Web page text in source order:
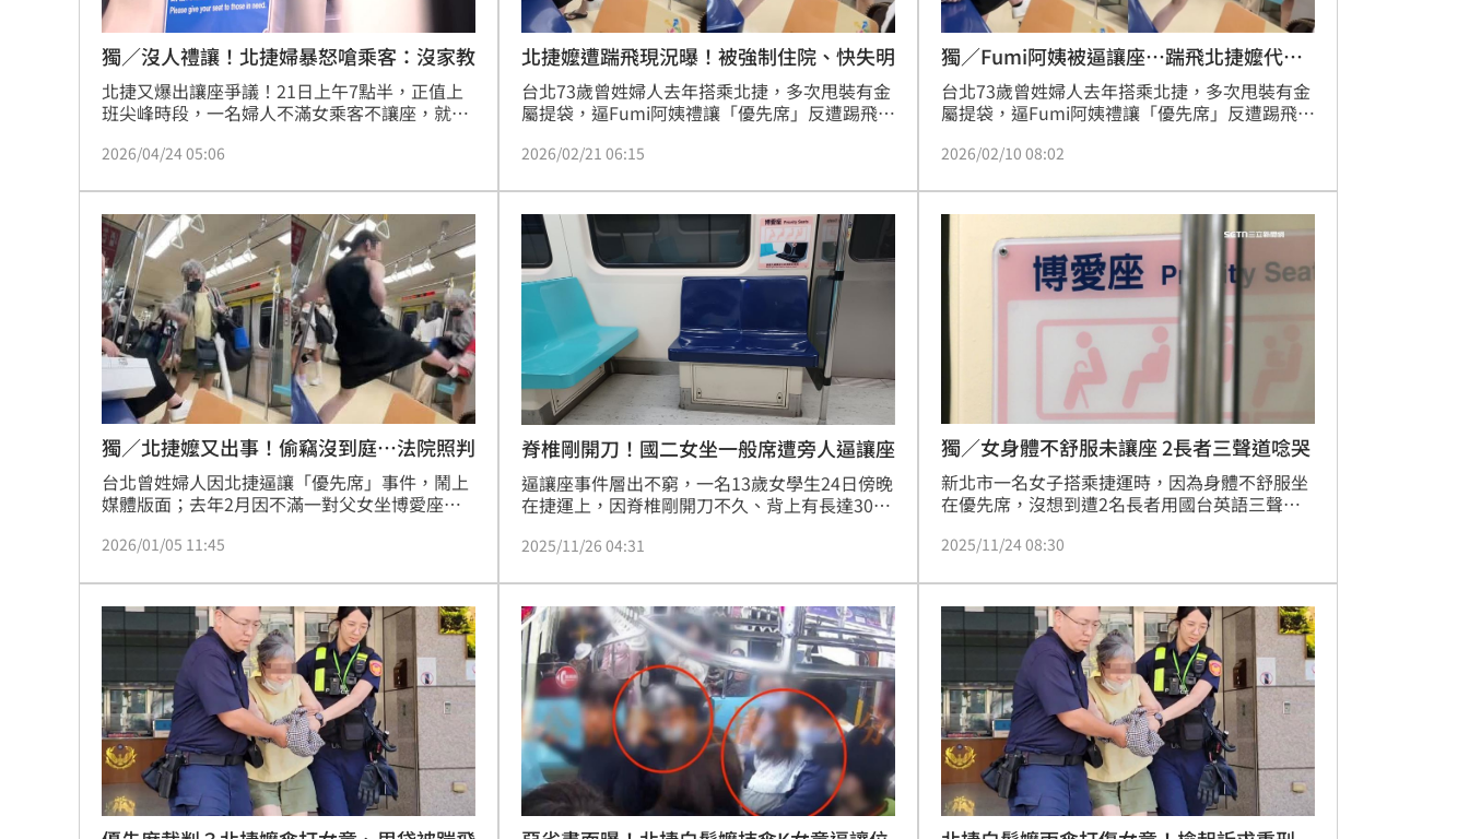
獨／沒人禮讓！北捷婦暴怒嗆乘客：沒家教
北捷又爆出讓座爭議！21日上午7點半，正值上
班尖峰時段，一名婦人不滿女乘客不讓座，就在
角，驚動不少搭車民眾。
2026/04/24 05:06
北捷嬤遭踹飛現況曝！被強制住院、快失明
台北73歲曾姓婦人去年搭乘北捷，多次甩裝有金
屬提袋，逼Fumi阿姨禮讓「優先席」反遭踢飛，
之前曾持傘敲擊女童案出庭，爆出雙眼已接近失
出精神分裂。
2026/02/21 06:15
獨／Fumi阿姨被逼讓座…踹飛北捷嬤代價
曝
台北73歲曾姓婦人去年搭乘北捷，多次甩裝有金
屬提袋，逼Fumi阿姨禮讓「優先席」反遭踢飛，
議蟑螂、慣竊、通緝犯，爭議事件頻傳。Fumi阿
序維護法，也在近日裁定出爐，原定裁罰6000
元，他提出聲明異議，法院改裁處4000元罰鍰，
不可抗告。
2026/02/10 08:02
獨／北捷嬤又出事！偷竊沒到庭…法院照判
台北曾姓婦人因北捷逼讓「優先席」事件，鬧上
媒體版面；去年2月因不滿一對父女坐博愛座拿
「Fumi阿姨」讓座被踹飛的案件仍在偵辦中；她
下竊盜案，審理時未到庭，近日仍被法院依法判
拘役59天，得易科罰金，可上訴。
2026/01/05 11:45
脊椎剛開刀！國二女坐一般席遭旁人逼讓座
逼讓座事件層出不窮，一名13歲女學生24日傍晚
在捷運上，因脊椎剛開刀不久、背上有長達30公
求讓座給帶孩子的高大男子，車廂內乘客觀看
要穿泳衣出門嗎？」
2025/11/26 04:31
獨／女身體不舒服未讓座 2長者三聲道唸哭
新北市一名女子搭乘捷運時，因為身體不舒服坐
在優先席，沒想到遭2名長者用國台英語三聲道
壓力當場哭出來，女子今（24）日出面控訴，這
才沒有讓座，沒想到卻無辜成為箭靶。
2025/11/24 08:30